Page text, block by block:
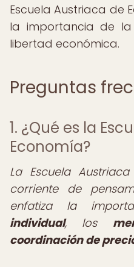
Escuela Austriaca de
la importancia de
libertad económica.
Preguntas
1. ¿Qué es la
Economía?
La Escuela
corriente de
enfatiza la
individual, los
coordinación de